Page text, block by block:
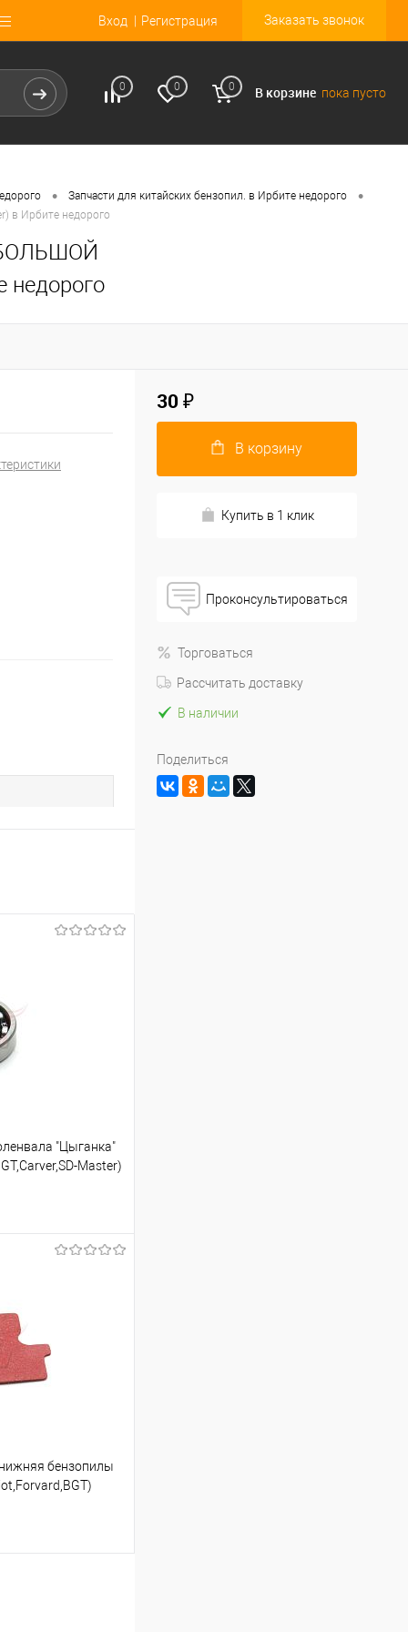
Вход Регистрация Заказать звонок
0 0 0 В корзине пока пусто
• Запчасти для китайских бензопил. в Ирбите недорого •
в Ирбите недорого
БОЛЬШОЙ
недорого
"Цыганка"
Master)
К сравнению
В наличии
бензопилы
30 ₽
В корзину
Купить в 1 клик
Проконсультироваться
Торговаться
Рассчитать доставку
В наличии
Поделиться